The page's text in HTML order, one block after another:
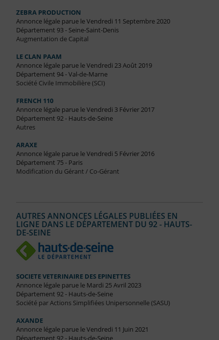
ZEBRA PRODUCTION
Annonce légale parue le Vendredi 11 Septembre 2020
Département 93 - Seine-Saint-Denis
Augmentation de Capital
LE CLAN PAAM
Annonce légale parue le Vendredi 23 Août 2019
Département 94 - Val-de-Marne
Société Civile Immobilière (SCI)
FRENCH 110
Annonce légale parue le Vendredi 3 Février 2017
Département 92 - Hauts-de-Seine
Autres
ARAXE
Annonce légale parue le Vendredi 5 Février 2016
Département 75 - Paris
Modification du Gérant / Co-Gérant
AUTRES ANNONCES LÉGALES PUBLIÉES EN
LIGNE DANS LE DÉPARTEMENT DU 92 - HAUTS-
DE-SEINE
SOCIETE VETERINAIRE DES EPINETTES
Annonce légale parue le Mardi 25 Avril 2023
Département 92 - Hauts-de-Seine
Société par Actions Simplifiées Unipersonnelle (SASU)
AXANDE
Annonce légale parue le Vendredi 11 Juin 2021
Département 92 - Hauts-de-Seine